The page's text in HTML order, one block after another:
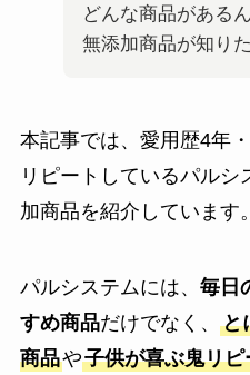
どんな商品がある
無添加商品が知りた
本記事では、愛用歴4年
リピートしているパル
加商品を紹介しています。
パルシステムには、 毎日
すめ商品だけでなく、 と
商品や子供が喜ぶ鬼リ